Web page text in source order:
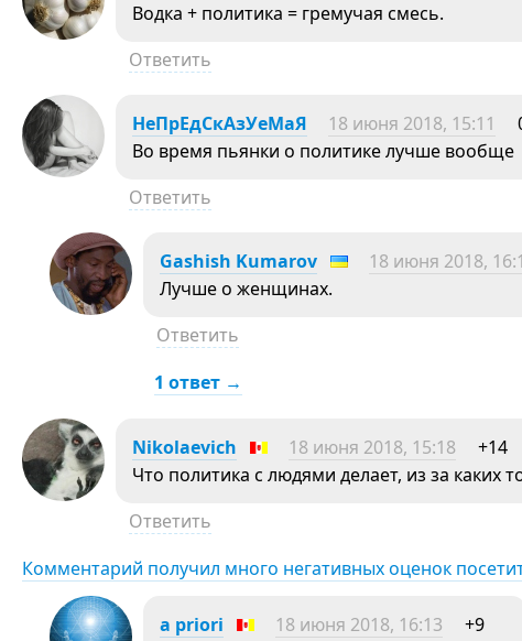
Водка + политика = гремучая смесь.
Ответить
НеПрЕдСкАзУеМаЯ 18 июня 2018, 15:11
Во время пьянки о политике лучше вообще
Ответить
Gashish Kumarov 18 июня 2018,
Лучше о женщинах.
Ответить
1 ответ →
Nikolaevich 18 июня 2018, 15:18
+14
Что политика с людями делает, из за каких
Ответить
Комментарий получил много негативных оценок
a priori 18 июня 2018, 16:13
+9